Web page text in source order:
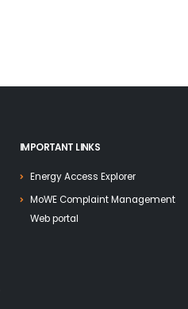
IMPORTANT LINKS
Energy Access Explorer
MoWE Complaint Management
Web portal